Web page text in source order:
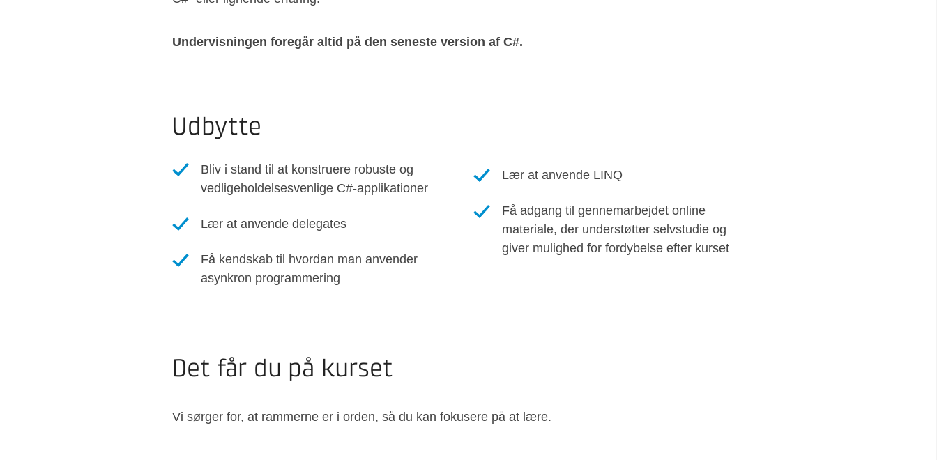
Undervisningen foregår altid på den seneste version af C#.
Udbytte
Bliv i stand til at konstruere robuste og
vedligeholdelsesvenlige C#-applikationer
Lær at anvende delegates
Få kendskab til hvordan man anvender
asynkron programmering
Lær at anvende LINQ
Få adgang til gennemarbejdet online
materiale, der understøtter selvstudie og
giver mulighed for fordybelse efter kurset
Det får du på kurset
Vi sørger for, at rammerne er i orden, så du kan fokusere på at lære.